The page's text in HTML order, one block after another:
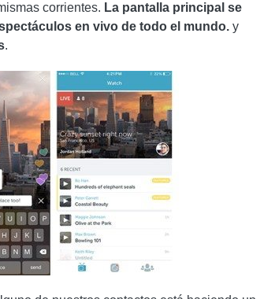
corrientes. La pantalla principal se
en vivo de todo el mundo. y
.